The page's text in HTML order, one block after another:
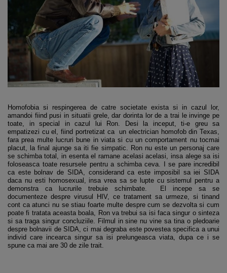
Homofobia si respingerea de catre societate exista si in cazul lor,
amandoi fiind pusi in situatii grele, dar dorinta lor de a trai le invinge pe
toate, in special in cazul lui Ron. Desi la inceput, ti-e greu sa
empatizezi cu el, fiind portretizat ca un electrician homofob din Texas,
fara prea multe lucruri bune in viata si cu un comportament nu tocmai
placut, la final ajunge sa iti fie simpatic. Ron nu este un personaj care
se schimba total, in esenta el ramane acelasi acelasi, insa alege sa isi
foloseasca toate resursele pentru a schimba ceva. I se pare incredibil
ca este bolnav de SIDA, considerand ca este imposibil sa iei SIDA
daca nu esti homosexual, insa vrea sa se lupte cu sistemul pentru a
demonstra ca lucrurile trebuie schimbate. El incepe sa se
documenteze despre virusul HIV, ce tratament sa urmeze, si tinand
cont ca atunci nu se stiau foarte multe despre cum se dezvolta si cum
poate fi tratata aceasta boala, Ron va trebui sa isi faca singur o sinteza
si sa traga singur concluziile. Filmul in sine nu vine sa tina o pledoarie
despre bolnavii de SIDA, ci mai degraba este povestea specifica a unui
individ care incearca singur sa isi prelungeasca viata, dupa ce i se
spune ca mai are 30 de zile trait.